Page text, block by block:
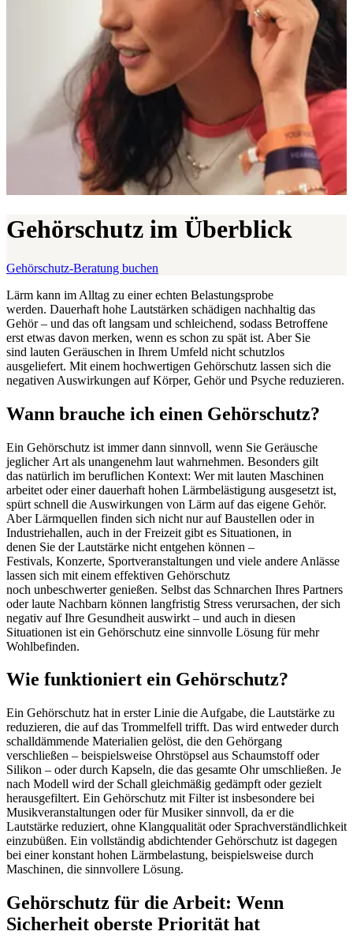
Gehörschutz im Überblick
Gehörschutz-Beratung buchen
Lärm kann im Alltag zu einer echten Belastungsprobe
werden. Dauerhaft hohe Lautstärken schädigen nachhaltig das
Gehör – und das oft langsam und schleichend, sodass Betroffene
erst etwas davon merken, wenn es schon zu spät ist. Aber Sie
sind lauten Geräuschen in Ihrem Umfeld nicht schutzlos
ausgeliefert. Mit einem hochwertigen Gehörschutz lassen sich die
negativen Auswirkungen auf Körper, Gehör und Psyche reduzieren.
Wann brauche ich einen Gehörschutz?
Ein Gehörschutz ist immer dann sinnvoll, wenn Sie Geräusche
jeglicher Art als unangenehm laut wahrnehmen. Besonders gilt
das natürlich im beruflichen Kontext: Wer mit lauten Maschinen
arbeitet oder einer dauerhaft hohen Lärmbelästigung ausgesetzt ist,
spürt schnell die Auswirkungen von Lärm auf das eigene Gehör.
Aber Lärmquellen finden sich nicht nur auf Baustellen oder in
Industriehallen, auch in der Freizeit gibt es Situationen, in
denen Sie der Lautstärke nicht entgehen können –
Festivals, Konzerte, Sportveranstaltungen und viele andere Anlässe
lassen sich mit einem effektiven Gehörschutz
noch unbeschwerter genießen. Selbst das Schnarchen Ihres Partners
oder laute Nachbarn können langfristig Stress verursachen, der sich
negativ auf Ihre Gesundheit auswirkt – und auch in diesen
Situationen ist ein Gehörschutz eine sinnvolle Lösung für mehr
Wohlbefinden.
Wie funktioniert ein Gehörschutz?
Ein Gehörschutz hat in erster Linie die Aufgabe, die Lautstärke zu
reduzieren, die auf das Trommelfell trifft. Das wird entweder durch
schalldämmende Materialien gelöst, die den Gehörgang
verschließen – beispielsweise Ohrstöpsel aus Schaumstoff oder
Silikon – oder durch Kapseln, die das gesamte Ohr umschließen. Je
nach Modell wird der Schall gleichmäßig gedämpft oder gezielt
herausgefiltert. Ein Gehörschutz mit Filter ist insbesondere bei
Musikveranstaltungen oder für Musiker sinnvoll, da er die
Lautstärke reduziert, ohne Klangqualität oder Sprachverständlichkeit
einzubüßen. Ein vollständig abdichtender Gehörschutz ist dagegen
bei einer konstant hohen Lärmbelastung, beispielsweise durch
Maschinen, die sinnvollere Lösung.
Gehörschutz für die Arbeit: Wenn
Sicherheit oberste Priorität hat